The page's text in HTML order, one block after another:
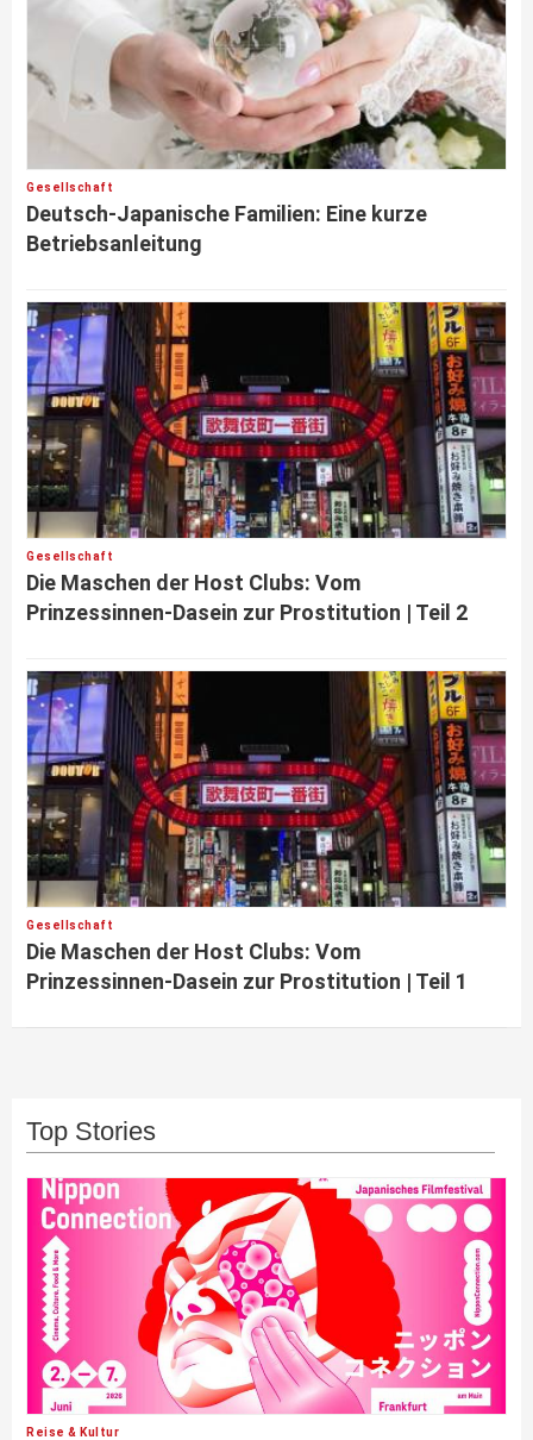
Gesellschaft
Deutsch-Japanische Familien: Eine kurze
Betriebsanleitung
Gesellschaft
Die Maschen der Host Clubs: Vom
Prinzessinnen-Dasein zur Prostitution | Teil 2
Gesellschaft
Die Maschen der Host Clubs: Vom
Prinzessinnen-Dasein zur Prostitution | Teil 1
Top Stories
Reise & Kultur